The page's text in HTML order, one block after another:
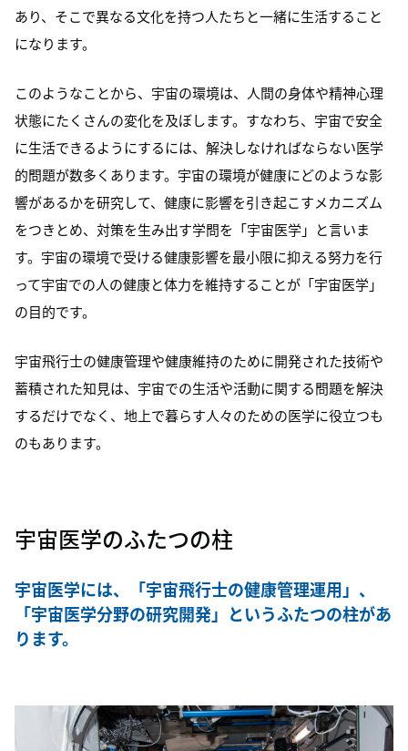
あり、そこで異なる文化を持つ人たちと一緒に生活すること
になります。
このようなことから、宇宙の環境は、人間の身体や精神心理
状態にたくさんの変化を及ぼします。すなわち、宇宙で安全
に生活できるようにするには、解決しなければならない医学
的問題が数多くあります。宇宙の環境が健康にどのような影
響があるかを研究して、健康に影響を引き起こすメカニズム
をつきとめ、対策を生み出す学問を「宇宙医学」と言いま
す。宇宙の環境で受ける健康影響を最小限に抑える努力を行
って宇宙での人の健康と体力を維持することが「宇宙医学」
の目的です。
宇宙飛行士の健康管理や健康維持のために開発された技術や
蓄積された知見は、宇宙での生活や活動に関する問題を解決
するだけでなく、地上で暮らす人々のための医学に役立つも
のもあります。
宇宙医学のふたつの柱
宇宙医学には、「宇宙飛行士の健康管理運用」、
「宇宙医学分野の研究開発」というふたつの柱があ
ります。